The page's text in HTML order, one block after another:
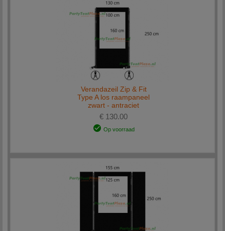
Verandazeil Zip & Fit
Type A los raampaneel
zwart - antraciet
€ 130.00
Op voorraad